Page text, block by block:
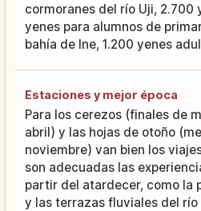
cormoranes del río Uji, 2.700
yenes para alumnos de
bahía de Ine, 1.200 yenes
Estaciones y mejor época
Para los cerezos (finales de
abril) y las hojas de otoño
noviembre) van bien los
son adecuadas las
partir del atardecer, como la
y las terrazas fluviales del río